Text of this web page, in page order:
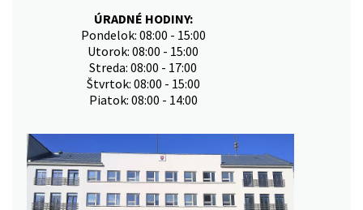
ÚRADNÉ HODINY:
Pondelok: 08:00 - 15:00
Utorok: 08:00 - 15:00
Streda: 08:00 - 17:00
Štvrtok: 08:00 - 15:00
Piatok: 08:00 - 14:00